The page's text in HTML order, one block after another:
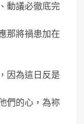
動議必徹底完
那將禍患加在
因為這日反是
們的心，為祢